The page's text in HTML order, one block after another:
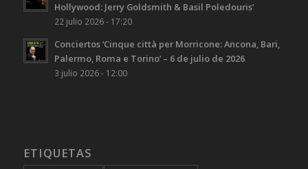
Hollywood: Jerry Goldsmith & Basil Poledouris’
22 julio 2026 - 17:20
Conciertos ‘Cinque città per Morricone: Ancona, Bari,
Palermo, Roma e Torino’ – 6 de julio de 2026
3 julio 2026 - 12:00
ETIQUETAS